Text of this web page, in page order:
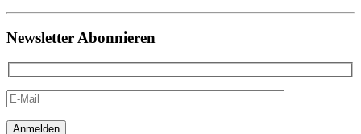
Newsletter Abonnieren